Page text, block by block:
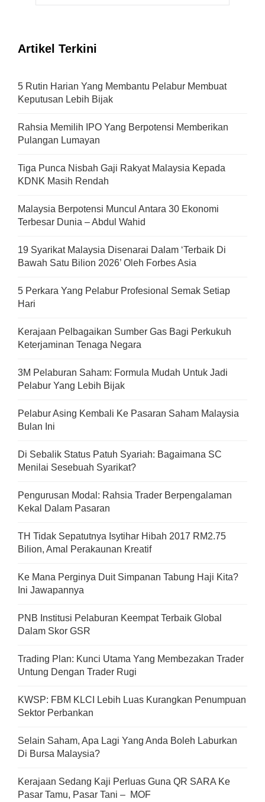
Artikel Terkini
5 Rutin Harian Yang Membantu Pelabur Membuat
Keputusan Lebih Bijak
Rahsia Memilih IPO Yang Berpotensi Memberikan
Pulangan Lumayan
Tiga Punca Nisbah Gaji Rakyat Malaysia Kepada
KDNK Masih Rendah
Malaysia Berpotensi Muncul Antara 30 Ekonomi
Terbesar Dunia – Abdul Wahid
19 Syarikat Malaysia Disenarai Dalam ‘Terbaik Di
Bawah Satu Bilion 2026’ Oleh Forbes Asia
5 Perkara Yang Pelabur Profesional Semak Setiap
Hari
Kerajaan Pelbagaikan Sumber Gas Bagi Perkukuh
Keterjaminan Tenaga Negara
3M Pelaburan Saham: Formula Mudah Untuk Jadi
Pelabur Yang Lebih Bijak
Pelabur Asing Kembali Ke Pasaran Saham Malaysia
Bulan Ini
Di Sebalik Status Patuh Syariah: Bagaimana SC
Menilai Sesebuah Syarikat?
Pengurusan Modal: Rahsia Trader Berpengalaman
Kekal Dalam Pasaran
TH Tidak Sepatutnya Isytihar Hibah 2017 RM2.75
Bilion, Amal Perakaunan Kreatif
Ke Mana Perginya Duit Simpanan Tabung Haji Kita?
Ini Jawapannya
PNB Institusi Pelaburan Keempat Terbaik Global
Dalam Skor GSR
Trading Plan: Kunci Utama Yang Membezakan Trader
Untung Dengan Trader Rugi
KWSP: FBM KLCI Lebih Luas Kurangkan Penumpuan
Sektor Perbankan
Selain Saham, Apa Lagi Yang Anda Boleh Laburkan
Di Bursa Malaysia?
Kerajaan Sedang Kaji Perluas Guna QR SARA Ke
Pasar Tamu, Pasar Tani – MOF